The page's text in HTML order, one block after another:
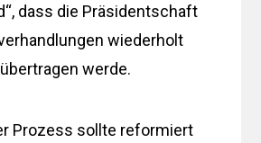
dass die Präsidentschaft
wiederholt
werde.
Prozess sollte reformiert